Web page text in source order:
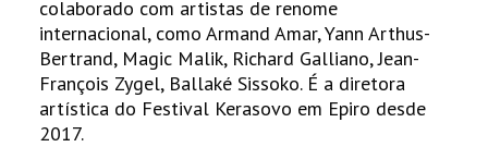
colaborado com artistas de renome
internacional, como Armand Amar, Yann Arthus-
Bertrand, Magic Malik, Richard Galliano, Jean-
François Zygel, Ballaké Sissoko. É a diretora
artística do Festival Kerasovo em Epiro desde
2017.